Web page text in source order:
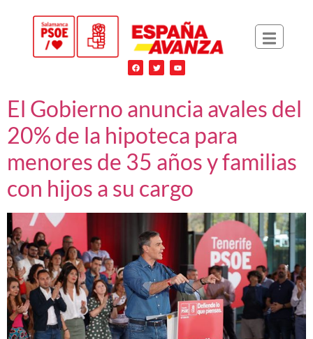
El Gobierno anuncia avales del
20% de la hipoteca para
menores de 35 años y familias
con hijos a su cargo